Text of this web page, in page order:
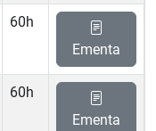
60h
Ementa
60h
Ementa